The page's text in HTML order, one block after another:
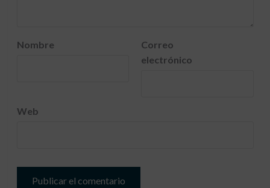
Nombre
Correo
electrónico
Web